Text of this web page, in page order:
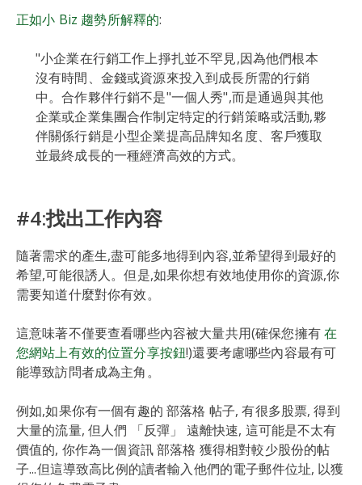
正如小 Biz 趨勢所解釋的:
"小企業在行銷工作上掙扎並不罕見,因為他們根本
沒有時間、金錢或資源來投入到成長所需的行銷
中。合作夥伴行銷不是"一個人秀",而是通過與其他
企業或企業集團合作制定特定的行銷策略或活動,夥
伴關係行銷是小型企業提高品牌知名度、客戶獲取
並最終成長的一種經濟高效的方式。
#4:找出工作內容
隨著需求的產生,盡可能多地得到內容,並希望得到最好的
希望,可能很誘人。但是,如果你想有效地使用你的資源,你
需要知道什麼對你有效。
這意味著不僅要查看哪些內容被大量共用(確保您擁有在
您網站上有效的位置分享按鈕!)還要考慮哪些內容最有可
能導致訪問者成為主角。
例如,如果你有一個有趣的 部落格 帖子, 有很多股票, 得到
大量的流量, 但人們 「反彈」 遠離快速, 這可能是不太有
價值的, 你作為一個資訊 部落格 獲得相對較少股份的帖
子...但這導致高比例的讀者輸入他們的電子郵件位址, 以獲